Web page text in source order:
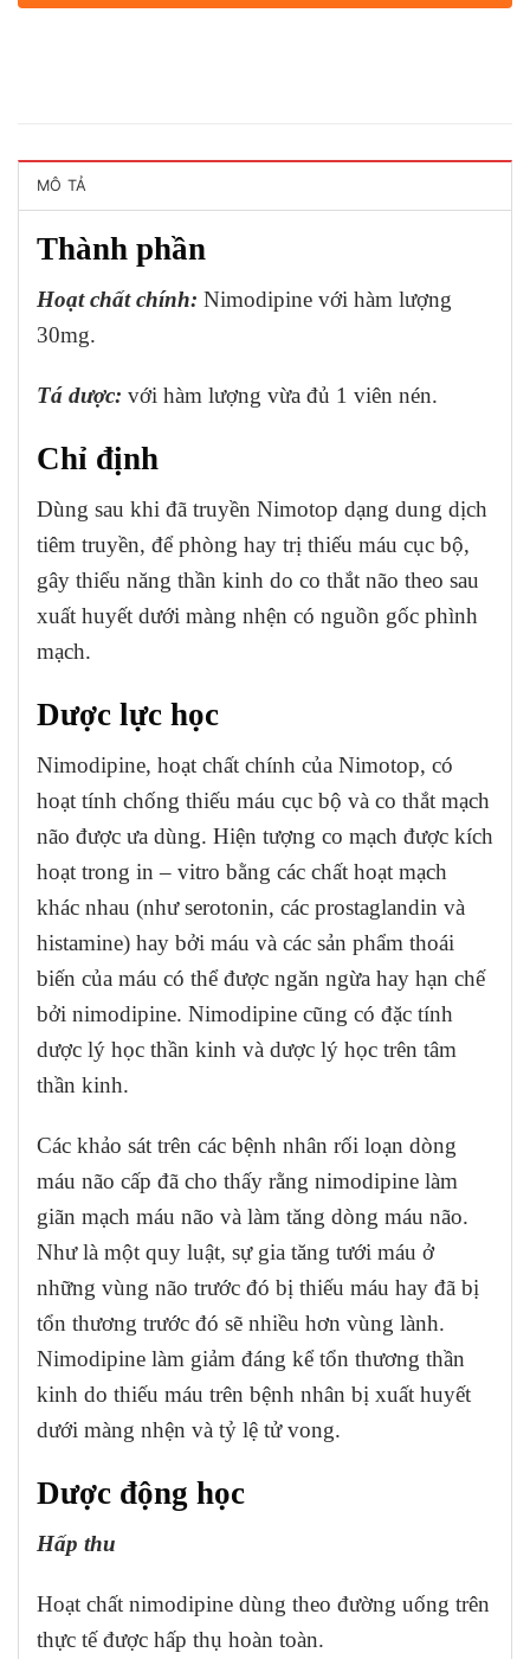
MÔ TẢ
Thành phần
Hoạt chất chính: Nimodipine với hàm lượng
30mg.
Tá dược: với hàm lượng vừa đủ 1 viên nén.
Chỉ định
Dùng sau khi đã truyền Nimotop dạng dung dịch
tiêm truyền, để phòng hay trị thiếu máu cục bộ,
gây thiểu năng thần kinh do co thắt não theo sau
xuất huyết dưới màng nhện có nguồn gốc phình
mạch.
Dược lực học
Nimodipine, hoạt chất chính của Nimotop, có
hoạt tính chống thiếu máu cục bộ và co thắt mạch
não được ưa dùng. Hiện tượng co mạch được kích
hoạt trong in – vitro bằng các chất hoạt mạch
khác nhau (như serotonin, các prostaglandin và
histamine) hay bởi máu và các sản phẩm thoái
biến của máu có thể được ngăn ngừa hay hạn chế
bởi nimodipine. Nimodipine cũng có đặc tính
dược lý học thần kinh và dược lý học trên tâm
thần kinh.
Các khảo sát trên các bệnh nhân rối loạn dòng
máu não cấp đã cho thấy rằng nimodipine làm
giãn mạch máu não và làm tăng dòng máu não.
Như là một quy luật, sự gia tăng tưới máu ở
những vùng não trước đó bị thiếu máu hay đã bị
tổn thương trước đó sẽ nhiều hơn vùng lành.
Nimodipine làm giảm đáng kể tổn thương thần
kinh do thiếu máu trên bệnh nhân bị xuất huyết
dưới màng nhện và tỷ lệ tử vong.
Dược động học
Hấp thu
Hoạt chất nimodipine dùng theo đường uống trên
thực tế được hấp thụ hoàn toàn.